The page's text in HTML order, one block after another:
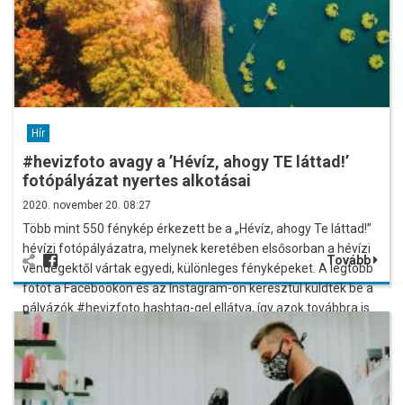
Hír
#hevizfoto avagy a ’Hévíz, ahogy TE láttad!’
fotópályázat nyertes alkotásai
2020. november 20. 08:27
Több mint 550 fénykép érkezett be a „Hévíz, ahogy Te láttad!”
hévízi fotópályázatra, melynek keretében elsősorban a hévízi
vendégektől vártak egyedi, különleges fényképeket. A legtöbb
fotót a Facebookon és az Instagram-on keresztül küldték be a
pályázók #hevizfoto hashtag-gel ellátva, így azok továbbra is
nézegethetők, ha ezeknek a felületeknek a keresőjébe valaki
beírja ezt: #hevizfoto
Tovább